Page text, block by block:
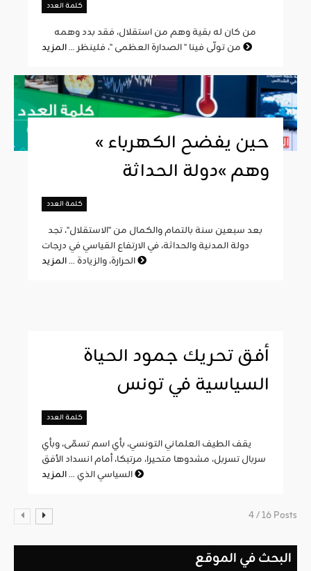
كلمة العدد
من تولّى فينا " الصدارة العظمى "، فلينظر ...
« حين يفضح الكهرباء
وهم »دولة الحداثة
كلمة العدد
دولة المدنية والحداثة، في الارتفاع القياسي في درجات
الحرارة، والزيادة ...
أفق تحريك جمود الحياة
السياسية في تونس
كلمة العدد
يقف الطيف العلماني التونسي، بأي اسم تسمّى، وبأي
سربال تسربل، مشدوها متحيرا، مرتبكا، أمام انسداد الأفق
السياسي الذي ...
4 / 16 Posts
البحث في الموقع